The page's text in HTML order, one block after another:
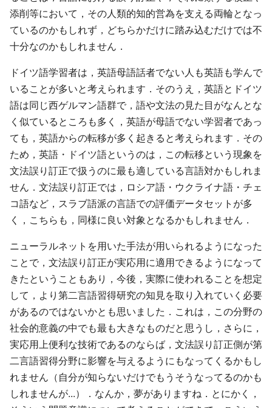
添削等において，その人類的知的営為を支える両輪となっ
ているのかもしれず，どちらかだけに踏み込むだけでは不
十分なのかもしれません．
ドイツ語学習者は，英語母語話者でない人も英語も学んで
いることが多いと考えられます．そのうえ，英語とドイツ
語は同じ西ゲルマン語群で，語や文法の見た目がなんとな
く似ているところも多く，英語が母語でない学習者であっ
ても，英語からの転移が多く起きると考えられます．その
ため，英語・ドイツ語というのは，この転移という現象を
文法誤り訂正で扱うのに最も適している言語対かもしれま
せん．文法誤り訂正では，ロシア語・ウクライナ語・チェ
コ語など，スラブ語派の言語での評価データセットが多
く，こちらも，同様に良い対象となるかもしれません．
ニューラルネットを用いた手法が用いられるようになった
ことで，文法誤り訂正が実応用に適用できるようになって
きたということもあり，今後，実際に使われることを想定
して，より第二言語習得研究の知見を取り入れていく必要
があるのではないかとも思いました．これは，この分野の
社会的意義の中でも最も大きなものだと思うし，さらに，
実応用上便利な技術であるのならば，文法誤り訂正側が第
二言語習得分野に影響を与えるようにもなってくるかもし
れません（自分が知らないだけでもうそうなってるのかも
しれませんが...）．なんか，夢がありますね．とにかく，